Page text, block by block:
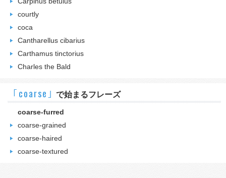
courtly
coca
Cantharellus cibarius
Carthamus tinctorius
Charles the Bald
｢coarse｣ で始まるフレーズ
coarse-furred
coarse-grained
coarse-haired
coarse-textured